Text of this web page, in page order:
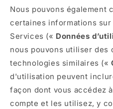
Nous pouvons également
certaines informations
Services (« Données
nous pouvons utiliser des
technologies similaires («
d'utilisation peuvent
façon dont vous accédez
compte et les utilisez, y